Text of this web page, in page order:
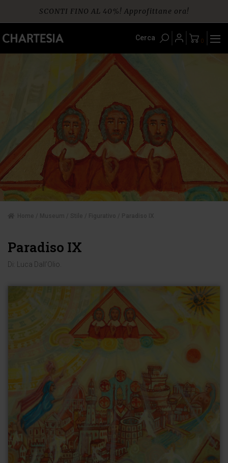
content
SCONTI FINO AL 40%! Approfittane ora!
Spedizione gratuita per ordini da € 60
Cerca 0
Paradiso IX
Di: Luca Dall’Olio